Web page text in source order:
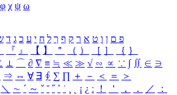
φ χ ψ ω
פ ם ן ו ט א ר ק ף ך ל ח י ע כ ג ד
『 』 【 】 ＂ （ ） ［ ］ ｛ ｝
⊥ ⌒ ∂ ∇ ≡ ≒ ≪ ≫ √ ∽ ∝ ∵ ∫ ∬ ∈ ∋
⇒ ⇔ ∀ ∃ ∮ ∑ ∏ ＋ － ＜ ＝
＞
＼ ∼ ´ ～ ˇ ˘ ˝ ˚ ˙ ¸ ¡ ¿ ː ！ ＇ ， ． ／
：